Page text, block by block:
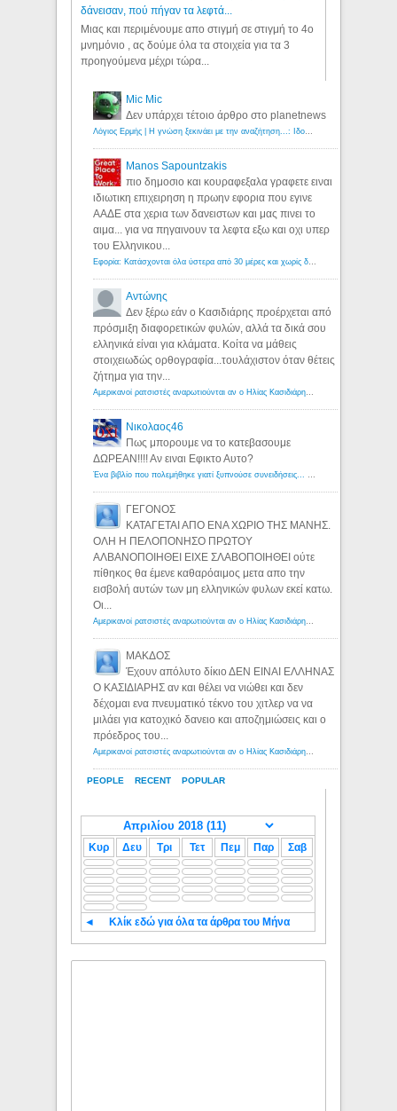
δάνεισαν, πού πήγαν τα λεφτά...
Μιας και περιμένουμε απο στιγμή σε στιγμή το 4ο
μνημόνιο , ας δούμε όλα τα στοιχεία για τα 3
προηγούμενα μέχρι τώρα...
PEOPLE RECENT POPULAR
Mic Mic
Δεν υπάρχει τέτοιο άρθρο στο planetnews
Λόγιος Ερμής | Η γνώση ξεκινάει με την αναζήτηση...: Ιδού οι 18 που χρωστούν 11 δις ευρώ!
Manos Sapountzakis
πιο δημοσιο και κουραφεξαλα γραφετε ειναι
ιδιωτικη επιχειρηση η πρωην εφορια που εγινε
ΑΑΔΕ στα χερια των δανειστων και μας πινει το
αιμα... για να πηγαινουν τα λεφτα εξω και οχι υπερ
του Ελληνικου...
Εφορία: Κατάσχονται όλα ύστερα από 30 μέρες και χωρίς δικαστικές αποφάσεις - Λόγιος Ερμής
Αντώνης
Δεν ξέρω εάν ο Κασιδιάρης προέρχεται από
πρόσμιξη διαφορετικών φυλών, αλλά τα δικά σου
ελληνικά είναι για κλάματα. Κοίτα να μάθεις
στοιχειωδώς ορθογραφία...τουλάχιστον όταν θέτεις
ζήτημα για την...
Αμερικανοί ρατσιστές αναρωτιούνται αν ο Ηλίας Κασιδιάρης ανήκει στη λευκή φυλή... - Λόγιος Ερμής
Νικολαος46
Πως μπορουμε να το κατεβασουμε
ΔΩΡΕΑΝ!!!! Αν ειναι Εφικτο Αυτο?
Ένα βιβλίο που πολεμήθηκε γιατί ξυπνούσε συνειδήσεις... - Λόγιος Ερμής | Η γνώση ξεκινάει με την αναζήτηση...
ΓΕΓΟΝΟΣ
ΚΑΤΑΓΕΤΑΙ ΑΠΟ ΕΝΑ ΧΩΡΙΟ ΤΗΣ ΜΑΝΗΣ.
ΟΛΗ Η ΠΕΛΟΠΟΝΗΣΟ ΠΡΩΤΟΥ
ΑΛΒΑΝΟΠΟΙΗΘΕΙ ΕΙΧΕ ΣΛΑΒΟΠΟΙΗΘΕΙ ούτε
πίθηκος θα έμενε καθαρόαιμος μετα απο την
εισβολή αυτών των μη ελληνικών φυλων εκεί κατω.
Οι...
Αμερικανοί ρατσιστές αναρωτιούνται αν ο Ηλίας Κασιδιάρης ανήκει στη λευκή φυλή... - Λόγιος Ερμής
ΜΑΚΔΟΣ
Έχουν απόλυτο δίκιο ΔΕΝ ΕΙΝΑΙ ΕΛΛΗΝΑΣ
Ο ΚΑΣΙΔΙΑΡΗΣ αν και θέλει να νιώθει και δεν
δέχομαι ενα πνευματικό τέκνο του χιτλερ να να
μιλάει για κατοχικό δανειο και αποζημιώσεις και ο
πρόεδρος του...
Αμερικανοί ρατσιστές αναρωτιούνται αν ο Ηλίας Κασιδιάρης ανήκει στη λευκή φυλή... - Λόγιος Ερμής
Κυρ Δευ Τρι Τετ Πεμ Παρ Σαβ
◄ Κλίκ εδώ για όλα τα άρθρα του Μήνα